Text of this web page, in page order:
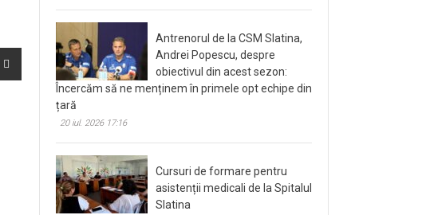
Antrenorul de la CSM Slatina,
Andrei Popescu, despre
obiectivul din acest sezon:
Încercăm să ne menținem în primele opt echipe din
țară
20 iul. 2026 17:16
Cursuri de formare pentru
asistenții medicali de la Spitalul
Slatina